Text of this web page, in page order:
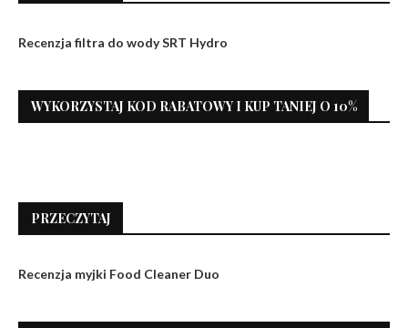
Recenzja filtra do wody SRT Hydro
WYKORZYSTAJ KOD RABATOWY I KUP TANIEJ O 10%
PRZECZYTAJ
Recenzja myjki Food Cleaner Duo